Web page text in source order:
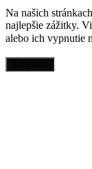
Na našich
najlepšie zážitky.
alebo ich vypnutie